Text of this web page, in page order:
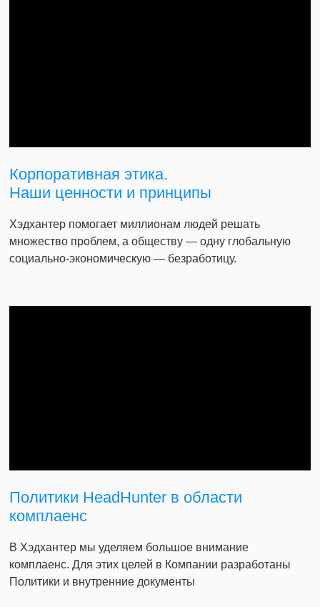
Корпоративная этика.
Наши ценности и принципы
Хэдхантер помогает миллионам людей решать
множество проблем, а обществу — одну глобальную
социально-экономическую — безработицу.
Политики HeadHunter в области
комплаенс
В Хэдхантер мы уделяем большое внимание
комплаенс. Для этих целей в Компании разработаны
Политики и внутренние документы